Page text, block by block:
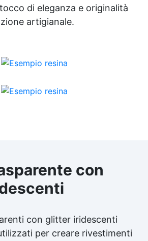
di eleganza e originalità
artigianale.
con
con glitter iridescenti
per creare rivestimenti